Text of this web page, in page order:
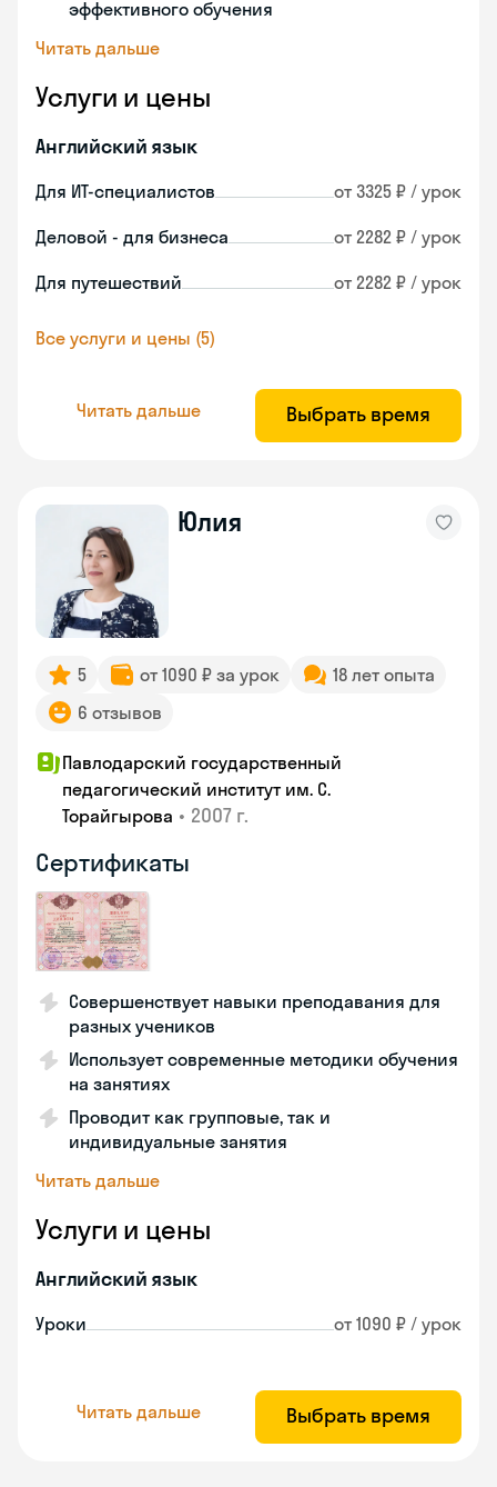
эффективного обучения
Читать дальше
Услуги и цены
Английский язык
Для ИТ-специалистов от 3325 ₽ / урок
Деловой - для бизнеса от 2282 ₽ / урок
Для путешествий от 2282 ₽ / урок
Все услуги и цены (5)
Читать дальше Выбрать время
Юлия
5 от 1090 ₽ за урок
18 лет опыта
6 отзывов
Павлодарский государственный
педагогический институт им. С.
Торайгырова • 2007 г.
Сертификаты
Совершенствует навыки преподавания для
разных учеников
Использует современные методики обучения
на занятиях
Проводит как групповые, так и
индивидуальные занятия
Читать дальше
Услуги и цены
Английский язык
Уроки от 1090 ₽ / урок
Читать дальше Выбрать время